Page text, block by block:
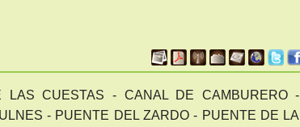
LAS CUESTAS - CANAL DE CAMBURERO -
- PUENTE DEL ZARDO - PUENTE DE LA